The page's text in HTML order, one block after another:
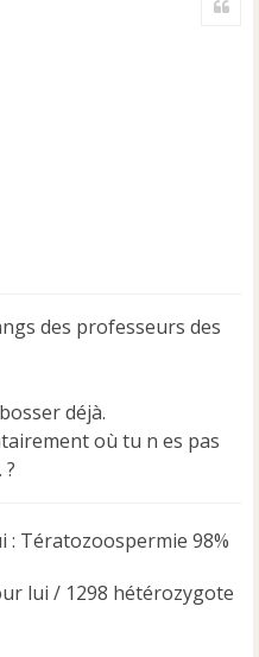
des professeurs des
déjà.
où tu n es pas
: Tératozoospermie 98%
lui / 1298 hétérozygote